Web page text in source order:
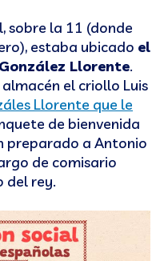
sobre la 11 (donde
estaba ubicado el
Llorente.
el criollo Luis
Llorente que le
de bienvenida
preparado a Antonio
de comisario
del rey.